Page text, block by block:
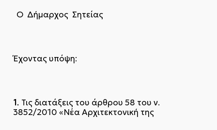
Ο Δήμαρχος Σητείας
Έχοντας υπόψη:
1. Τις διατάξεις του άρθρου 58 του ν.
3852/2010 «Νέα Αρχιτεκτονική της